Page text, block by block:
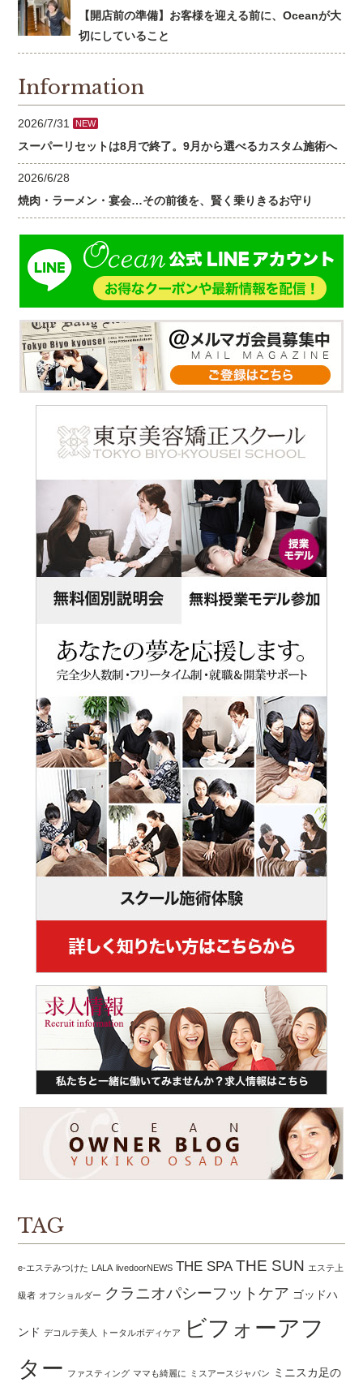
【開店前の準備】お客様を迎える前に、Oceanが大
切にしていること
Information
2026/7/31 NEW
スーパーリセットは8月で終了。9月から選べるカスタム施術へ
2026/6/28
焼肉・ラーメン・宴会…その前後を、賢く乗りきるお守り
TAG
e-エステみつけた LALA livedoorNEWS THE SPA THE SUN エステ上
級者 オフショルダー クラニオパシーフットケア ゴッドハ
ンド デコルテ美人 トータルボディケア
ビフォーアフ
ター ファスティング ママも綺麗に ミスアースジャパン ミニスカ足の